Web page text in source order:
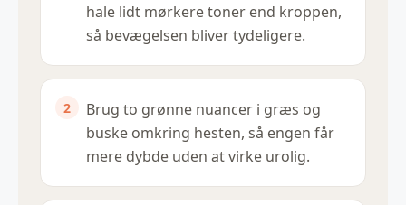
hale lidt mørkere toner end kroppen,
så bevægelsen bliver tydeligere.
Brug to grønne nuancer i græs og
buske omkring hesten, så engen får
mere dybde uden at virke urolig.